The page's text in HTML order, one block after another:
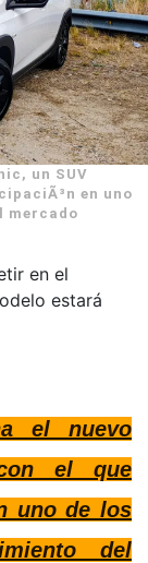
un SUV
en uno
mercado
en el
estará
el nuevo
el que
uno de los
del